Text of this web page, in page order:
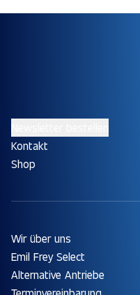
Kontakt
Shop
Wir über uns
Emil Frey Select
Alternative Antriebe